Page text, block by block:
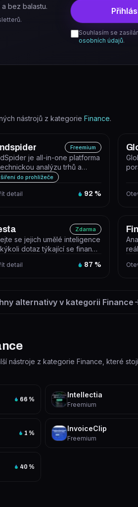
bez balastu.
Souhlasím se
osobních údajů.
nástrojů z kategorie Finance.
Freemium
je all-in-one platforma
analýzu trhů a
která kombinuje a...
do prohlížeče
detail 92 %
Zdarma
se jejich umělé inteligence
dotaz týkající se financí,
detail 87 %
t...
alternativy v kategorii Finance
nástroje z kategorie Finance, které
66 %
Intellectia
Freemium
1 %
InvoiceClip
Freemium
40 %